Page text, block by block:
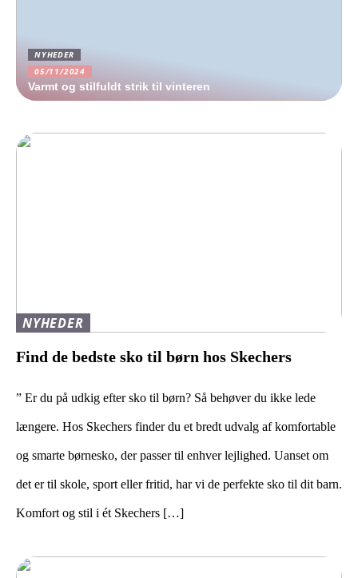
NYHEDER
05/11/2024
Varmt og stilfuldt strik til vinteren
NYHEDER
Find de bedste sko til børn hos Skechers
” Er du på udkig efter sko til børn? Så behøver du ikke lede
længere. Hos Skechers finder du et bredt udvalg af komfortable
og smarte børnesko, der passer til enhver lejlighed. Uanset om
det er til skole, sport eller fritid, har vi de perfekte sko til dit barn.
Komfort og stil i ét Skechers […]